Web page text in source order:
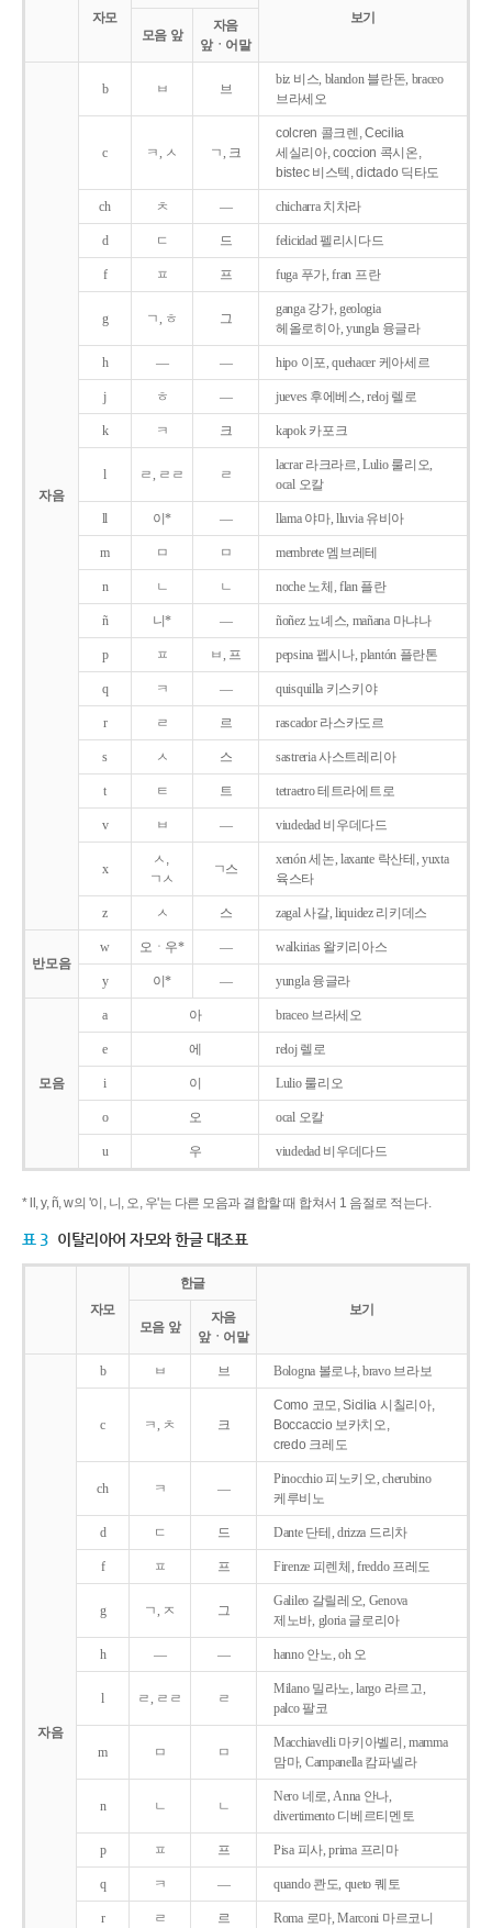
자모
보기
모음 앞
자음
앞ㆍ어말
자음
b ㅂ 브
biz 비스, blandon 블란돈, braceo
브라세오
c ㅋ, ㅅ ㄱ, 크
colcren 콜크렌, Cecilia
세실리아, coccion 콕시온,
bistec 비스텍, dictado 딕타도
ch ㅊ ― chicharra 치차라
d ㄷ 드 felicidad 펠리시다드
f ㅍ 프 fuga 푸가, fran 프란
g ㄱ, ㅎ 그
ganga 강가, geologia
헤올로히아, yungla 융글라
h ― ― hipo 이포, quehacer 케아세르
j ㅎ ― jueves 후에베스, reloj 렐로
k ㅋ 크 kapok 카포크
l ㄹ, ㄹㄹ ㄹ
lacrar 라크라르, Lulio 룰리오,
ocal 오칼
ll 이* ― llama 야마, lluvia 유비아
m ㅁ ㅁ membrete 멤브레테
n ㄴ ㄴ noche 노체, flan 플란
ñ 니* ― ñoñez 뇨녜스, mañana 마냐나
p ㅍ ㅂ, 프 pepsina 펩시나, plantón 플란톤
q ㅋ ― quisquilla 키스키야
r ㄹ 르 rascador 라스카도르
s ㅅ 스 sastreria 사스트레리아
t ㅌ 트 tetraetro 테트라에트로
v ㅂ ― viudedad 비우데다드
x
ㅅ,
ㄱㅅ
ㄱ스
xenón 세논, laxante 락산테, yuxta
육스타
z ㅅ 스 zagal 사갈, liquidez 리키데스
반모음
w 오ㆍ우* ― walkirias 왈키리아스
y 이* ― yungla 융글라
모음
a 아 braceo 브라세오
e 에 reloj 렐로
i 이 Lulio 룰리오
o 오 ocal 오칼
u 우 viudedad 비우데다드
* ll, y, ñ, w의 '이, 니, 오, 우'는 다른 모음과 결합할 때 합쳐서 1 음절로 적는다.
표 3 이탈리아어 자모와 한글 대조표
자모
한글
보기
모음 앞
자음
앞ㆍ어말
자음
b ㅂ 브 Bologna 볼로냐, bravo 브라보
c ㅋ, ㅊ 크
Como 코모, Sicilia 시칠리아,
Boccaccio 보카치오,
credo 크레도
ch ㅋ ―
Pinocchio 피노키오, cherubino
케루비노
d ㄷ 드 Dante 단테, drizza 드리차
f ㅍ 프 Firenze 피렌체, freddo 프레도
g ㄱ, ㅈ 그
Galileo 갈릴레오, Genova
제노바, gloria 글로리아
h ― ― hanno 안노, oh 오
l ㄹ, ㄹㄹ ㄹ
Milano 밀라노, largo 라르고,
palco 팔코
m ㅁ ㅁ
Macchiavelli 마키아벨리, mamma
맘마, Campanella 캄파넬라
n ㄴ ㄴ
Nero 네로, Anna 안나,
divertimento 디베르티멘토
p ㅍ 프 Pisa 피사, prima 프리마
q ㅋ ― quando 콴도, queto 퀘토
r ㄹ 르 Roma 로마, Marconi 마르코니